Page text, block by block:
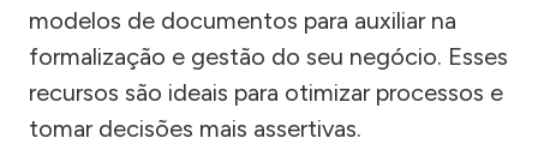
modelos de documentos para auxiliar na
formalização e gestão do seu negócio. Esses
recursos são ideais para otimizar processos e
tomar decisões mais assertivas.